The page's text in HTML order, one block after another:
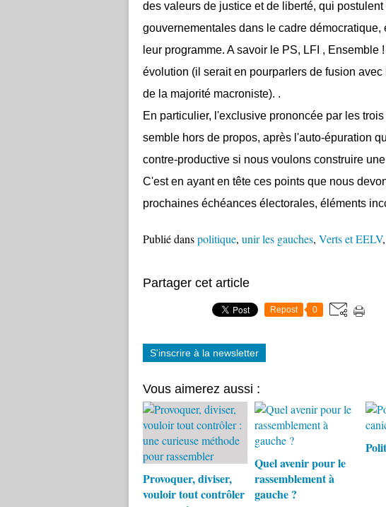
des valeurs de justice et de liberté, qui
gouvernementales dans le cadre
leur programme. A savoir le PS, LFI , Ensemble
évolution (il serait en pourparlers de fusion
de la majorité macroniste). .
En particulier, l'exclusive prononcée par les
semble hors de propos, après l'auto-épuration
contre-productive si nous voulons construire
C'est en ayant en tête ces points que nous
prochaines échéances électorales, éléments
Publié danspolitique, unir les gauches, Verts et EELV,
Partager cet article
Repost 0
S'inscrire à la newsletter
Vous aimerez aussi :
Provoquer, diviser,
vouloir tout contrôler
Quel avenir pour le
rassemblement à
gauche ?